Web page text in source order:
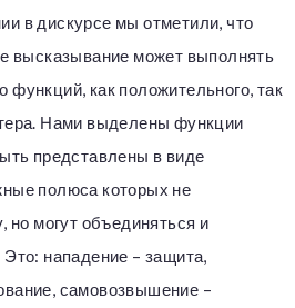
в дискурсе мы отметили, что
высказывание может выполнять
функций, как положительного, так
Нами выделены функции
представлены в виде
полюса которых не
но могут объединяться и
нападение – защита,
самовозвышение –